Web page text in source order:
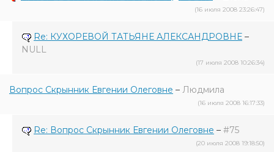
(16 июля 2008 23:26:47)
Re: КУХОРЕВОЙ ТАТЬЯНЕ АЛЕКСАНДРОВНЕ –
NULL
(17 июля 2008 10:26:34)
Вопрос Скрынник Евгении Олеговне – Людмила
(16 июля 2008 16:17:33)
Re: Вопрос Скрынник Евгении Олеговне – #75
(20 июля 2008 19:18:50)